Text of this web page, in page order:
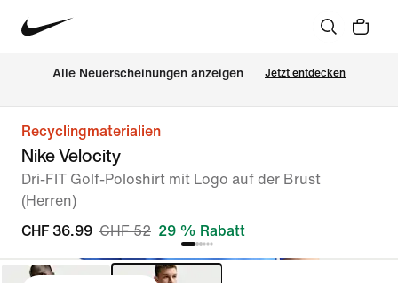
Alle Neuerscheinungen anzeigen Jetzt entdecken
Recyclingmaterialien
Nike Velocity
Dri-FIT Golf-Poloshirt mit Logo auf der Brust
(Herren)
CHF 36.99 CHF 52 29 % Rabatt